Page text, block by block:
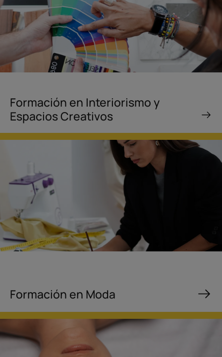
Formación en Interiorismo y
Espacios Creativos
Formación en Moda